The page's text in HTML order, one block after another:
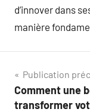
d’innover dans
manière
de
Publication
Comment une
transformer